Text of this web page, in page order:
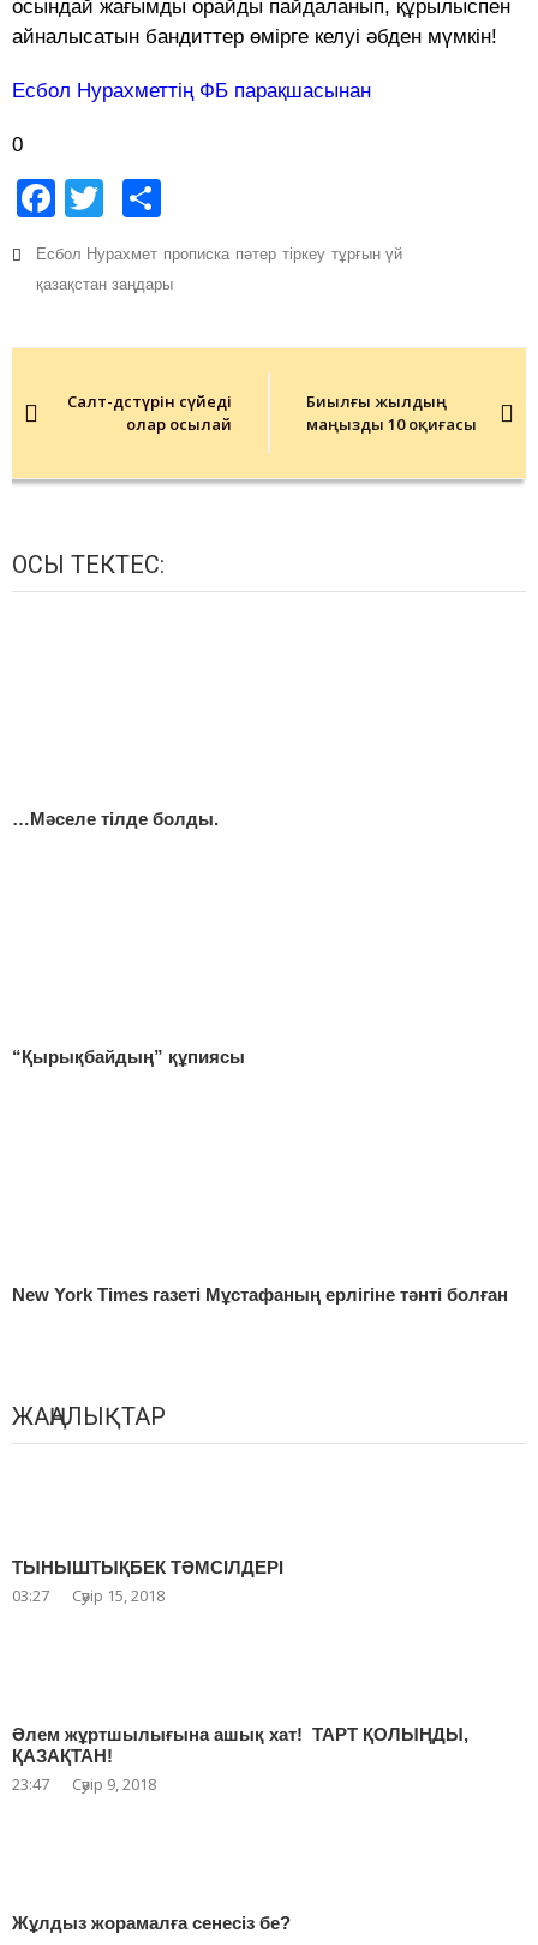
осындай жағымды орайды пайдаланып, құрылыспен
айналысатын бандиттер өмірге келуі әбден мүмкін!
Есбол Нурахметтің ФБ парақшасынан
0
Facebook
Twitter
Есбол Нурахмет прописка пәтер тіркеу тұрғын үй
қазақстан заңдары
navigation
Салт-дәстүрін сүйеді
олар осылай
Биылғы жылдың
маңызды 10 оқиғасы
ОСЫ ТЕКТЕС:
…Мәселе тілде болды.
“Қырықбайдың” құпиясы
New York Times газеті Мұстафаның ерлігіне тәнті болған
ЖАҢАЛЫҚТАР
ТЫНЫШТЫҚБЕК ТӘМСІЛДЕРІ
03:27 Сәуір 15, 2018
Әлем жұртшылығына ашық хат! ТАРТ ҚОЛЫҢДЫ,
ҚАЗАҚТАН!
23:47 Сәуір 9, 2018
Жұлдыз жорамалға сенесіз бе?